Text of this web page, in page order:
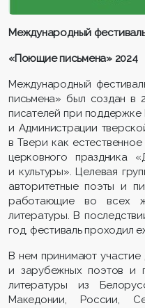
Международный
«Поющие письмена» 2024
Международный
письмена» был создан в
писателей при поддержке
и Администрации
в Твери как
церковного праздника
и культуры». Целевая
авторитетные поэты и
работающие во всех
литературы. В
год, фестиваль проходил
В нем принимают участие
и зарубежных поэтов и
литературы из
Македонии, России,